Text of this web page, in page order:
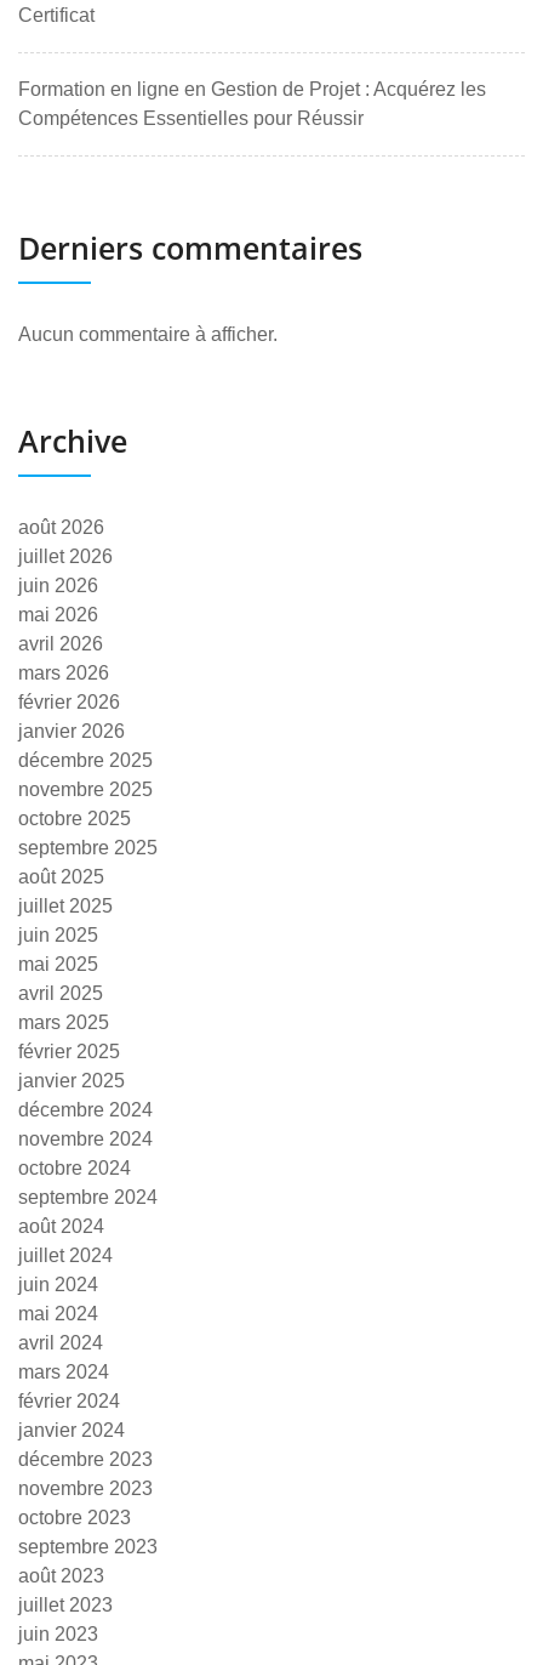
Certificat
Formation en ligne en Gestion de Projet : Acquérez les
Compétences Essentielles pour Réussir
Derniers commentaires
Aucun commentaire à afficher.
Archive
août 2026
juillet 2026
juin 2026
mai 2026
avril 2026
mars 2026
février 2026
janvier 2026
décembre 2025
novembre 2025
octobre 2025
septembre 2025
août 2025
juillet 2025
juin 2025
mai 2025
avril 2025
mars 2025
février 2025
janvier 2025
décembre 2024
novembre 2024
octobre 2024
septembre 2024
août 2024
juillet 2024
juin 2024
mai 2024
avril 2024
mars 2024
février 2024
janvier 2024
décembre 2023
novembre 2023
octobre 2023
septembre 2023
août 2023
juillet 2023
juin 2023